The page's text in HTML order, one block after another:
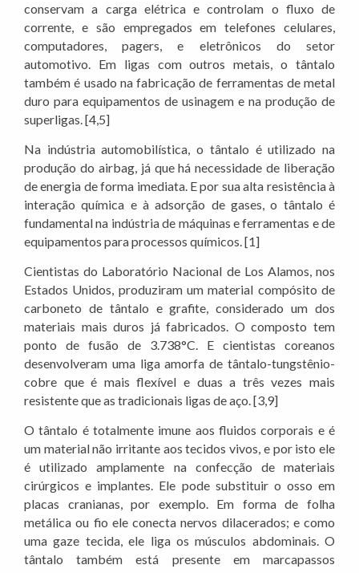
conservam a carga elétrica e controlam o fluxo de
corrente, e são empregados em telefones celulares,
computadores, pagers, e eletrônicos do setor
automotivo. Em ligas com outros metais, o tântalo
também é usado na fabricação de ferramentas de metal
duro para equipamentos de usinagem e na produção de
superligas. [4,5]
Na indústria automobilística, o tântalo é utilizado na
produção do airbag, já que há necessidade de liberação
de energia de forma imediata. E por sua alta resistência à
interação química e à adsorção de gases, o tântalo é
fundamental na indústria de máquinas e ferramentas e de
equipamentos para processos químicos. [1]
Cientistas do Laboratório Nacional de Los Alamos, nos
Estados Unidos, produziram um material compósito de
carboneto de tântalo e grafite, considerado um dos
materiais mais duros já fabricados. O composto tem
ponto de fusão de 3.738°C. E cientistas coreanos
desenvolveram uma liga amorfa de tântalo-tungstênio-
cobre que é mais flexível e duas a três vezes mais
resistente que as tradicionais ligas de aço. [3,9]
O tântalo é totalmente imune aos fluidos corporais e é
um material não irritante aos tecidos vivos, e por isto ele
é utilizado amplamente na confecção de materiais
cirúrgicos e implantes. Ele pode substituir o osso em
placas cranianas, por exemplo. Em forma de folha
metálica ou fio ele conecta nervos dilacerados; e como
uma gaze tecida, ele liga os músculos abdominais. O
tântalo também está presente em marcapassos